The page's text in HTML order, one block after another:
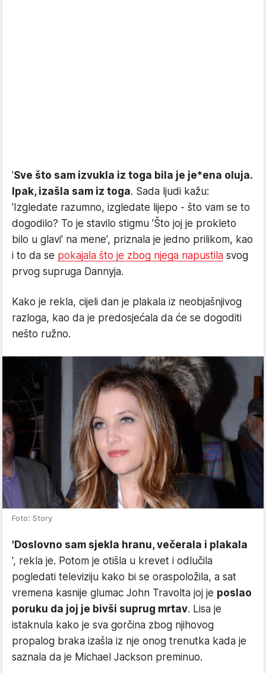
'Sve što sam izvukla iz toga bila je je*ena oluja.
Ipak, izašla sam iz toga. Sada ljudi kažu:
'Izgledate razumno, izgledate lijepo - što vam se to
dogodilo? To je stavilo stigmu 'Što joj je prokleto
bilo u glavi' na mene', priznala je jedno prilikom, kao
i to da se pokajala što je zbog njega napustila svog
prvog supruga Dannyja.
Kako je rekla, cijeli dan je plakala iz neobjašnjivog
razloga, kao da je predosjećala da će se dogoditi
nešto ružno.
Foto: Story
'Doslovno sam sjekla hranu, večerala i plakala
', rekla je. Potom je otišla u krevet i odlučila
pogledati televiziju kako bi se oraspoložila, a sat
vremena kasnije glumac John Travolta joj je poslao
poruku da joj je bivši suprug mrtav. Lisa je
istaknula kako je sva gorčina zbog njihovog
propalog braka izašla iz nje onog trenutka kada je
saznala da je Michael Jackson preminuo.